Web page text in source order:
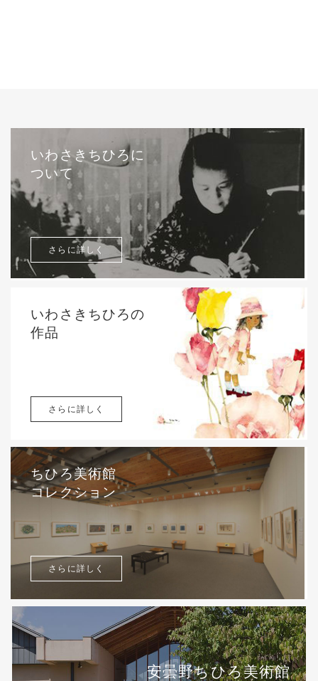
いわさきちひろに
ついて
さらに詳しく
いわさきちひろの
作品
さらに詳しく
ちひろ美術館
コレクション
さらに詳しく
安曇野ちひろ美術館